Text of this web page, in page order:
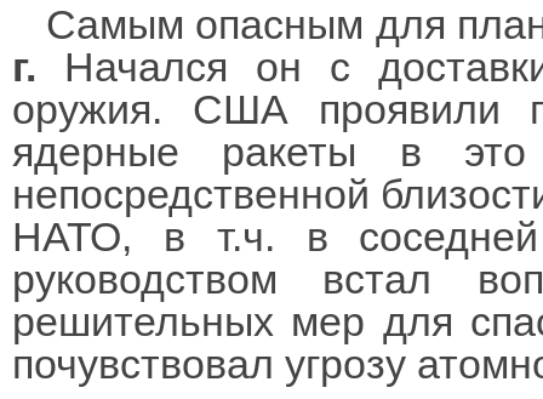
Самым опасным для
г. Начался он с
оружия. США проявили
ядерные ракеты в
непосредственной
НАТО, в т.ч. в
руководством встал
решительных мер для
почувствовал угрозу